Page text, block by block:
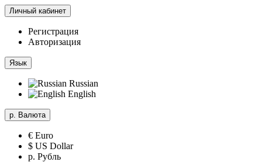
Личный кабинет
Регистрация
Авторизация
Язык
Russian
English
р. Валюта
€ Euro
$ US Dollar
р. Рубль